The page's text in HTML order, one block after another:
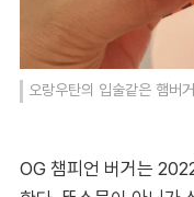
오랑우탄의 입술같은 햄버거
OG 챔피언 버거는